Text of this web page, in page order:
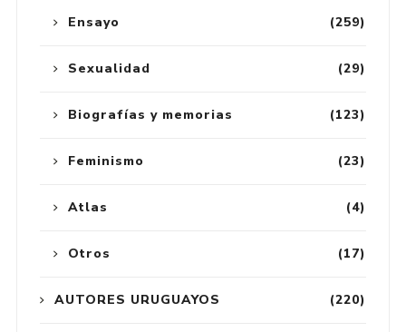
(259)
Ensayo
(29)
Sexualidad
(123)
Biografías y memorias
(23)
Feminismo
(4)
Atlas
(17)
Otros
(220)
AUTORES URUGUAYOS